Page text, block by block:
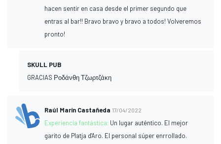
hacen sentir en casa desde el primer segundo que
entras al bar!! Bravo bravo y bravo a todos! Volveremos
pronto!
SKULL PUB
GRACIAS Ροδάνθη Τζωρτζάκη
Raúl Marín Castañeda 17/04/2022
Experiencia fantástica: Un lugar auténtico. El mejor
garito de Platja d'Aro. El personal súper enrrollado.